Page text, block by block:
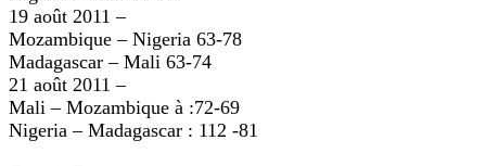
19 août 2011 –
Mozambique – Nigeria 63-78
Madagascar – Mali 63-74
21 août 2011 –
Mali – Mozambique à :72-69
Nigeria – Madagascar : 112 -81